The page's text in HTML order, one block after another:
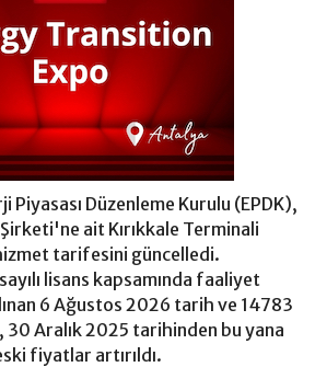
Piyasası Düzenleme Kurulu (EPDK),
ait Kırıkkale Terminali
tarifesini güncelledi.
lisans kapsamında faaliyet
6 Ağustos 2026 tarih ve 14783
30 Aralık 2025 tarihinden bu yana
fiyatlar artırıldı.